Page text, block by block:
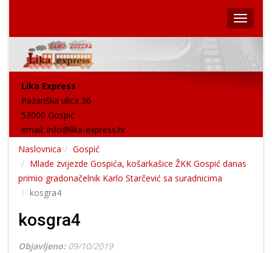
Lika Express
Pazariška ulica 36
53000 Gospić
email: info@lika-express.hr
Naslovnica
Gospić
Mlade zvijezde Gospića, košarkašice ŽKK Gospić danas
primio gradonačelnik Karlo Starčević sa suradnicima
kosgra4
kosgra4
Objavljeno: 09/10/2019